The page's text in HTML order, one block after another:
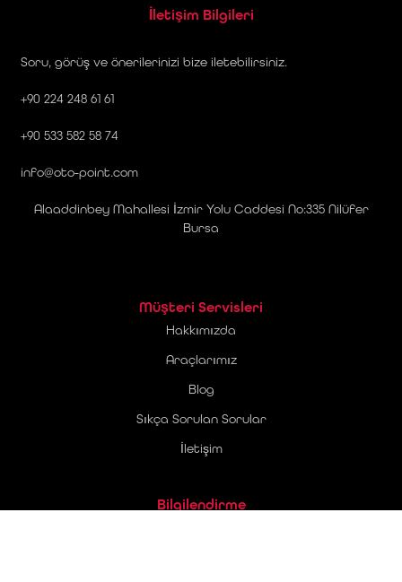
İletişim Bilgileri
Soru, görüş ve önerilerinizi bize iletebilirsiniz.
+90 224 248 61 61
+90 533 582 58 74
info@oto-point.com
Alaaddinbey Mahallesi İzmir Yolu Caddesi No:335 Nilüfer
Bursa
Müşteri Servisleri
Hakkımızda
Araçlarımız
Blog
Sıkça Sorulan Sorular
İletişim
Bilgilendirme